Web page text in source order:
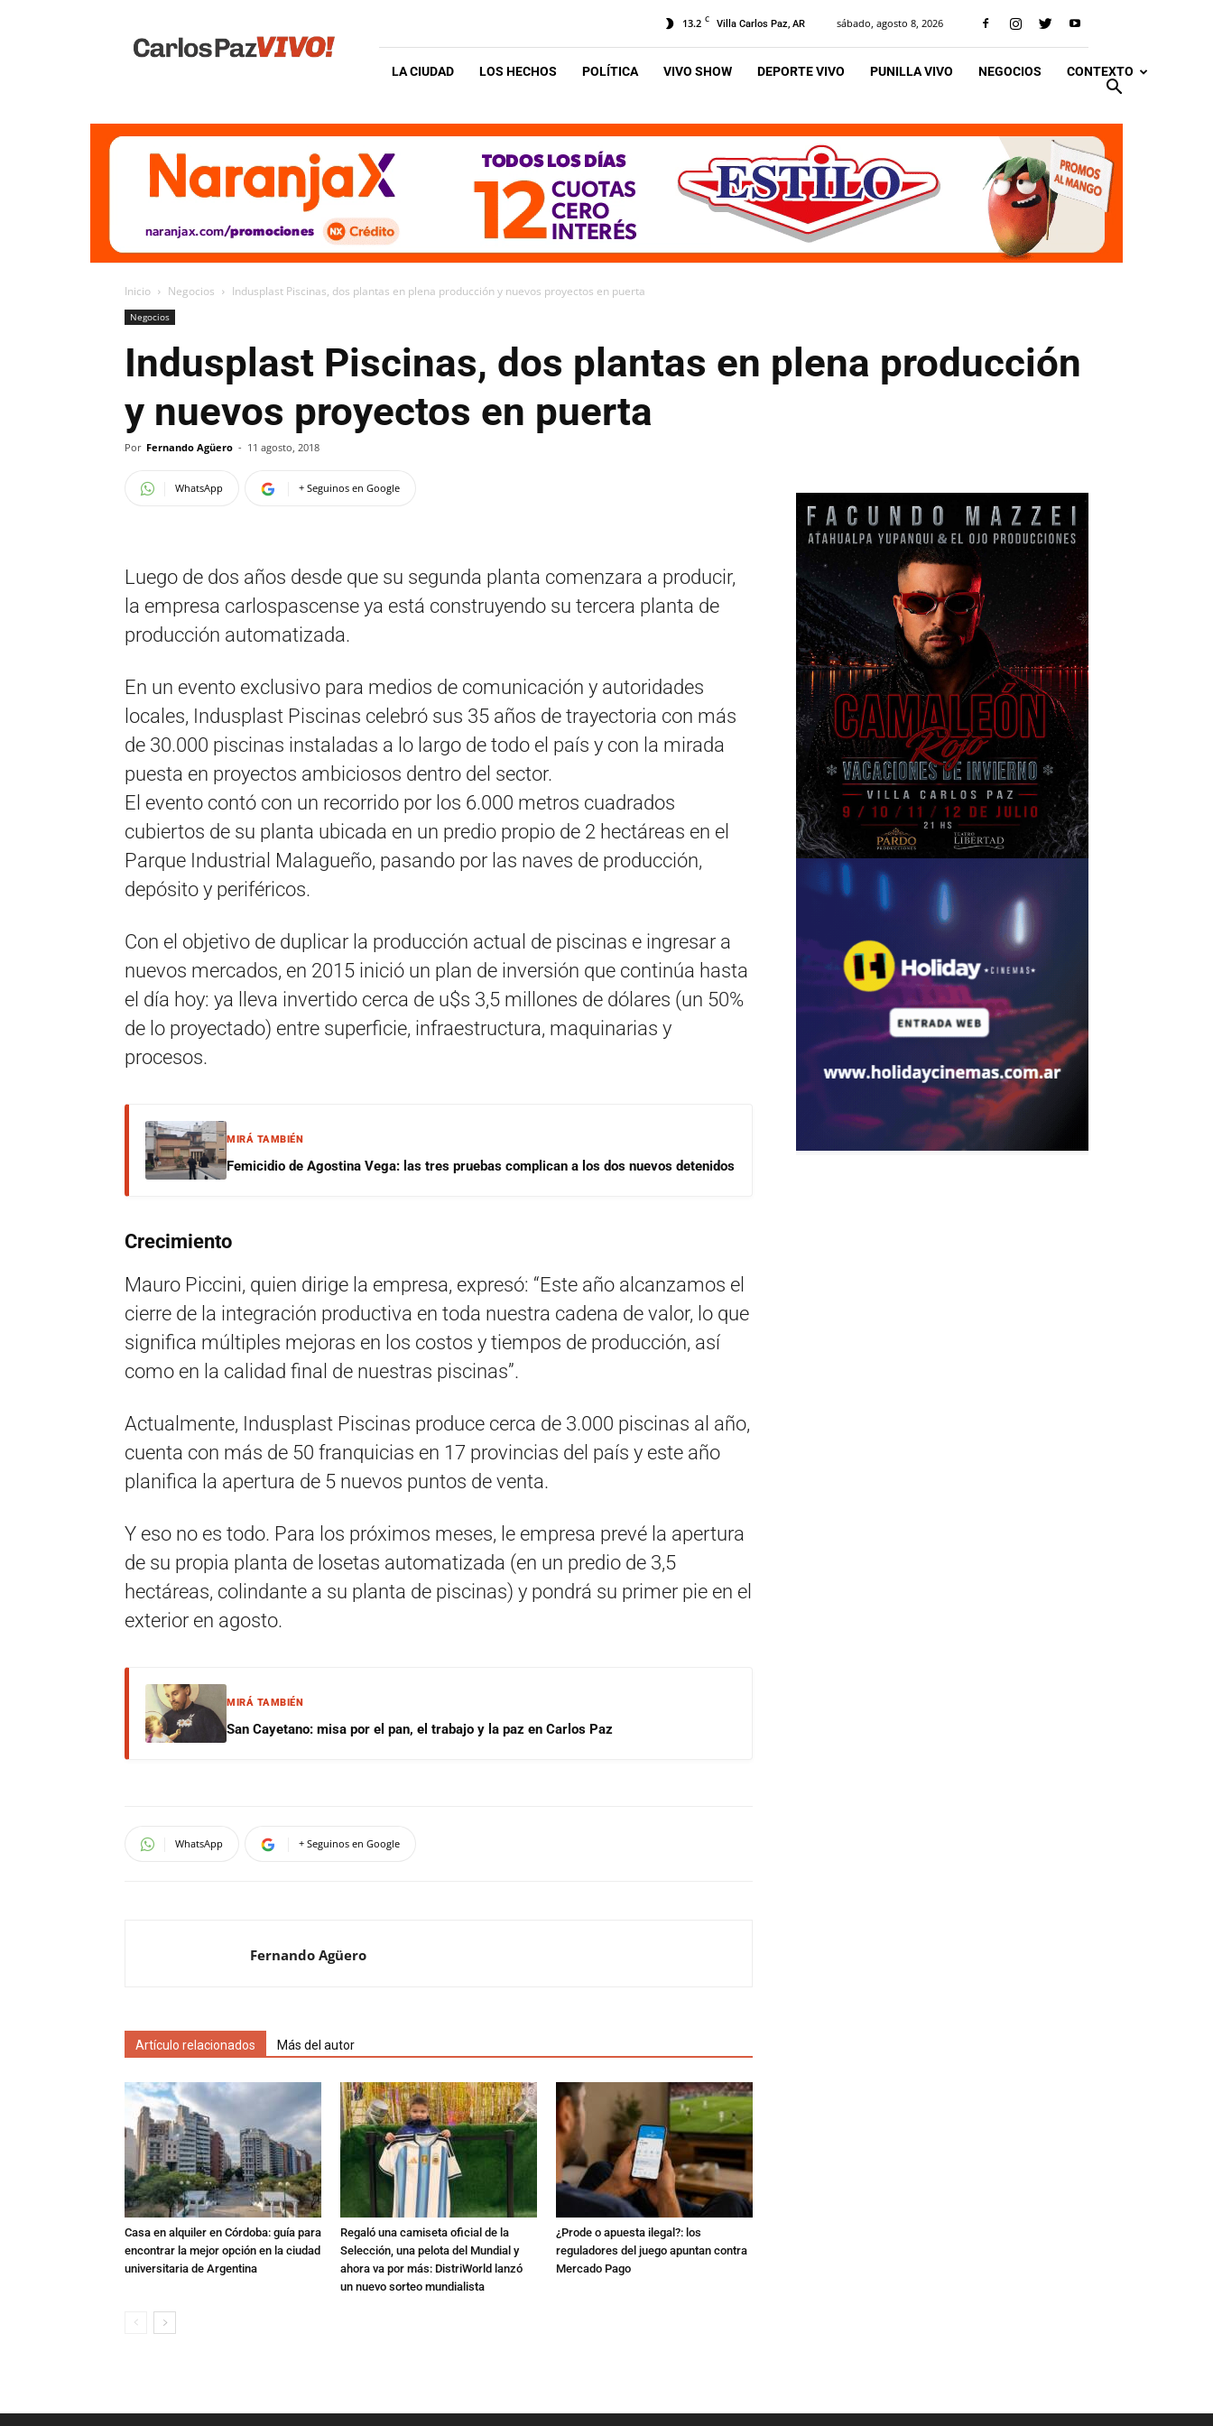
Vivo
13.2 C Villa Carlos Paz, AR sábado, agosto 8, 2026
LA CIUDAD LOS HECHOS POLÍTICA VIVO SHOW DEPORTE VIVO PUNILLA VIVO NEGOCIOS CONTEXTO
Inicio Negocios Indusplast Piscinas, dos plantas en plena producción y nuevos proyectos en puerta
Negocios
Indusplast Piscinas, dos plantas en plena producción
y nuevos proyectos en puerta
Por Fernando Agüero - 11 agosto, 2018
WhatsApp + Seguinos en Google
Luego de dos años desde que su segunda planta comenzara a producir,
la empresa carlospascense ya está construyendo su tercera planta de
producción automatizada.
En un evento exclusivo para medios de comunicación y autoridades
locales, Indusplast Piscinas celebró sus 35 años de trayectoria con más
de 30.000 piscinas instaladas a lo largo de todo el país y con la mirada
puesta en proyectos ambiciosos dentro del sector.
El evento contó con un recorrido por los 6.000 metros cuadrados
cubiertos de su planta ubicada en un predio propio de 2 hectáreas en el
Parque Industrial Malagueño, pasando por las naves de producción,
depósito y periféricos.
Con el objetivo de duplicar la producción actual de piscinas e ingresar a
nuevos mercados, en 2015 inició un plan de inversión que continúa hasta
el día hoy: ya lleva invertido cerca de u$s 3,5 millones de dólares (un 50%
de lo proyectado) entre superficie, infraestructura, maquinarias y
procesos.
MIRÁ TAMBIÉN
Femicidio de Agostina Vega: las tres pruebas complican a los dos nuevos detenidos
Crecimiento
Mauro Piccini, quien dirige la empresa, expresó: “Este año alcanzamos el
cierre de la integración productiva en toda nuestra cadena de valor, lo que
significa múltiples mejoras en los costos y tiempos de producción, así
como en la calidad final de nuestras piscinas”.
Actualmente, Indusplast Piscinas produce cerca de 3.000 piscinas al año,
cuenta con más de 50 franquicias en 17 provincias del país y este año
planifica la apertura de 5 nuevos puntos de venta.
Y eso no es todo. Para los próximos meses, le empresa prevé la apertura
de su propia planta de losetas automatizada (en un predio de 3,5
hectáreas, colindante a su planta de piscinas) y pondrá su primer pie en el
exterior en agosto.
MIRÁ TAMBIÉN
San Cayetano: misa por el pan, el trabajo y la paz en Carlos Paz
WhatsApp + Seguinos en Google
Fernando Agüero
Artículo relacionados Más del autor
Casa en alquiler en Córdoba: guía para
encontrar la mejor opción en la ciudad
universitaria de Argentina
Regaló una camiseta oficial de la
Selección, una pelota del Mundial y
ahora va por más: DistriWorld lanzó
un nuevo sorteo mundialista
¿Prode o apuesta ilegal?: los
reguladores del juego apuntan contra
Mercado Pago